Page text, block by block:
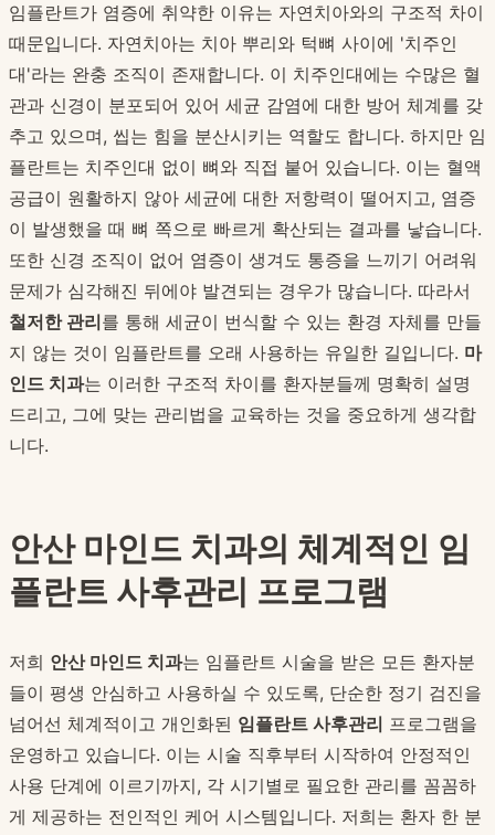
임플란트가 염증에 취약한 이유는 자연치아와의 구조적 차이
때문입니다. 자연치아는 치아 뿌리와 턱뼈 사이에 '치주인
대'라는 완충 조직이 존재합니다. 이 치주인대에는 수많은 혈
관과 신경이 분포되어 있어 세균 감염에 대한 방어 체계를 갖
추고 있으며, 씹는 힘을 분산시키는 역할도 합니다. 하지만 임
플란트는 치주인대 없이 뼈와 직접 붙어 있습니다. 이는 혈액
공급이 원활하지 않아 세균에 대한 저항력이 떨어지고, 염증
이 발생했을 때 뼈 쪽으로 빠르게 확산되는 결과를 낳습니다.
또한 신경 조직이 없어 염증이 생겨도 통증을 느끼기 어려워
문제가 심각해진 뒤에야 발견되는 경우가 많습니다. 따라서
철저한 관리를 통해 세균이 번식할 수 있는 환경 자체를 만들
지 않는 것이 임플란트를 오래 사용하는 유일한 길입니다. 마
인드 치과는 이러한 구조적 차이를 환자분들께 명확히 설명
드리고, 그에 맞는 관리법을 교육하는 것을 중요하게 생각합
니다.
안산 마인드 치과의 체계적인 임
플란트 사후관리 프로그램
저희 안산 마인드 치과는 임플란트 시술을 받은 모든 환자분
들이 평생 안심하고 사용하실 수 있도록, 단순한 정기 검진을
넘어선 체계적이고 개인화된 임플란트 사후관리 프로그램을
운영하고 있습니다. 이는 시술 직후부터 시작하여 안정적인
사용 단계에 이르기까지, 각 시기별로 필요한 관리를 꼼꼼하
게 제공하는 전인적인 케어 시스템입니다. 저희는 환자 한 분